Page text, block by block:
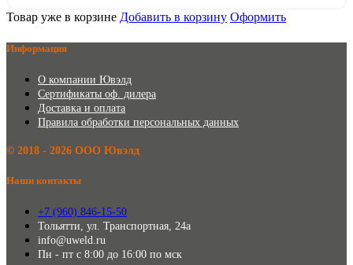
Товар уже в корзине Добавить в корзину Оформить
Информация
О компании Ювэлд
Сертификаты оф. дилера
Доставка и оплата
Правила обработки персональных данных
©️ 2018 - 2026 ООО Ювэлд
Наши контакты
+7 (960) 846-15-50
Тольятти, ул. Транспортная, 24а
info@uweld.ru
Пн - пт с 8:00 до 16:00 по мск